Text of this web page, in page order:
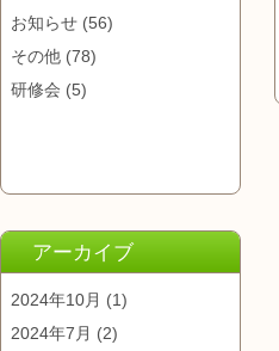
お知らせ (56)
その他 (78)
研修会 (5)
アーカイブ
2024年10月 (1)
2024年7月 (2)